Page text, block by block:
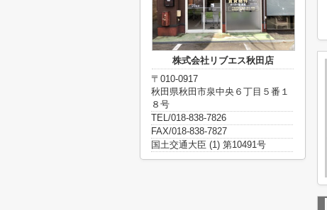
株式会社リブエス秋田店
〒010-0917
秋田県秋田市泉中央６丁目５番１
８号
TEL/018-838-7826
FAX/018-838-7827
国土交通大臣 (1) 第10491号